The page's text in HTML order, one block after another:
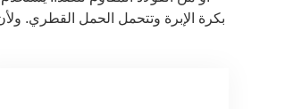
بكرة الإبرة وتتحمل الحمل القطري.